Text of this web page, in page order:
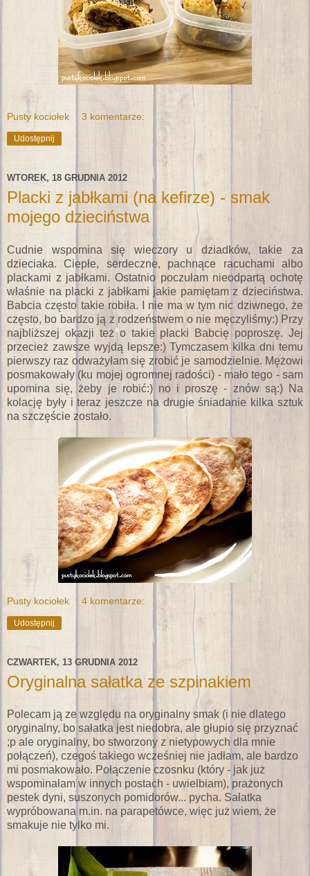
Pusty kociołek 3 komentarze:
Udostępnij
WTOREK, 18 GRUDNIA 2012
Placki z jabłkami (na kefirze) - smak
mojego dzieciństwa
Cudnie wspomina się wieczory u dziadków, takie za
dzieciaka. Ciepłe, serdeczne, pachnące racuchami albo
plackami z jabłkami. Ostatnio poczułam nieodpartą ochotę
właśnie na placki z jabłkami jakie pamiętam z dzieciństwa.
Babcia często takie robiła. I nie ma w tym nic dziwnego, że
często, bo bardzo ją z rodzeństwem o nie męczyliśmy:) Przy
najbliższej okazji też o takie placki Babcię poproszę. Jej
przecież zawsze wyjdą lepsze:) Tymczasem kilka dni temu
pierwszy raz odważyłam się zrobić je samodzielnie. Mężowi
posmakowały (ku mojej ogromnej radości) - mało tego - sam
upomina się, żeby je robić:) no i proszę - znów są:) Na
kolację były i teraz jeszcze na drugie śniadanie kilka sztuk
na szczęście zostało.
Pusty kociołek 4 komentarze:
Udostępnij
CZWARTEK, 13 GRUDNIA 2012
Oryginalna sałatka ze szpinakiem
Polecam ją ze względu na oryginalny smak (i nie dlatego
oryginalny, bo sałatka jest niedobra, ale głupio się przyznać
;p ale oryginalny, bo stworzony z nietypowych dla mnie
połączeń), czegoś takiego wcześniej nie jadłam, ale bardzo
mi posmakowało. Połączenie czosnku (który - jak już
wspominałam w innych postach - uwielbiam), prażonych
pestek dyni, suszonych pomidorów... pycha. Sałatka
wypróbowana m.in. na parapetówce, więc już wiem, że
smakuje nie tylko mi.